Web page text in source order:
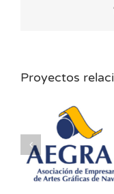
Proyectos